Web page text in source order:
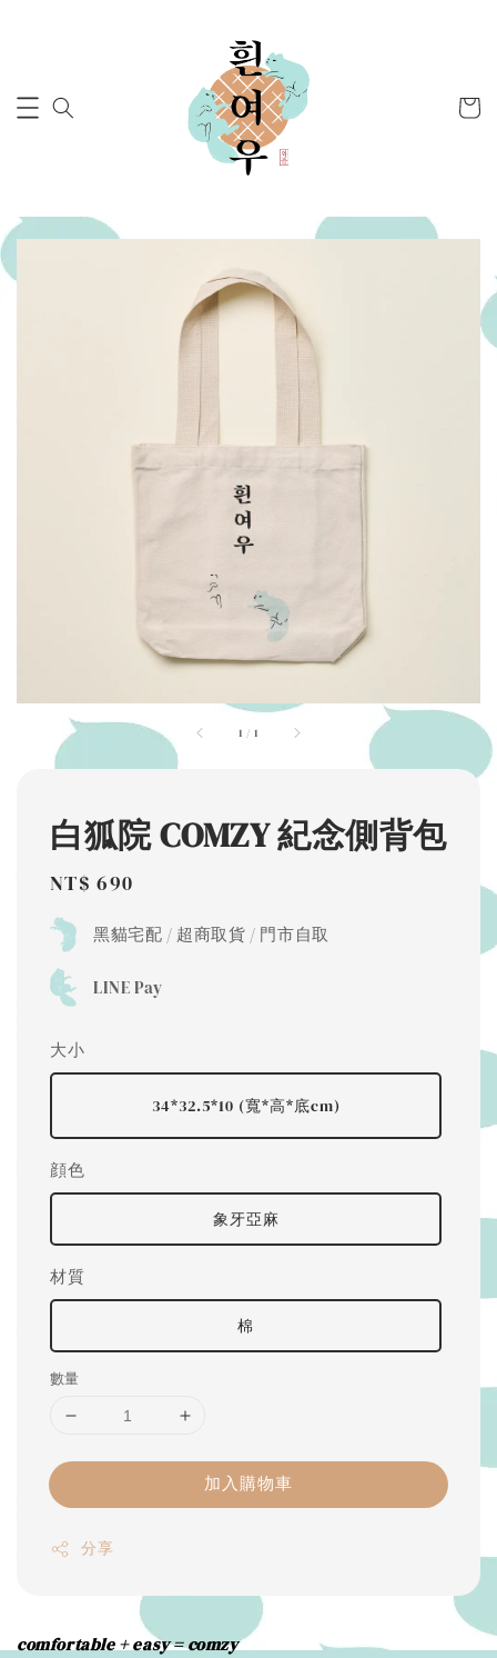
1 / 1
白狐院 COMZY 紀念側背包
Regular
price
NT$ 690
黑貓宅配 / 超商取貨 / 門市自取
LINE Pay
大小
34*32.5*10 (寬*高*底cm)
顔色
象牙亞麻
材質
棉
數量
加入購物車
分享
comfortable + easy = comzy